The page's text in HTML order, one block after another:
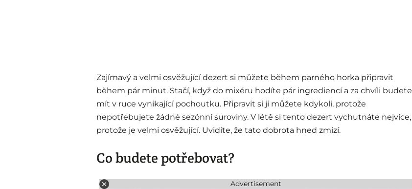
Zajímavý a velmi osvěžující dezert si můžete během parného horka připravit
během pár minut. Stačí, když do mixéru hodíte pár ingrediencí a za chvíli budete
mít v ruce vynikající pochoutku. Připravit si ji můžete kdykoli, protože
nepotřebujete žádné sezónní suroviny. V létě si tento dezert vychutnáte nejvíce,
protože je velmi osvěžující. Uvidíte, že tato dobrota hned zmizí.
Co budete potřebovat?
Advertisement